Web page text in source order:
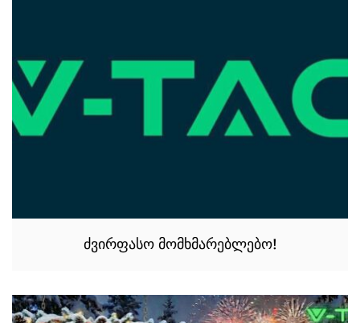
ძვირფასო მომხმარებლებო!